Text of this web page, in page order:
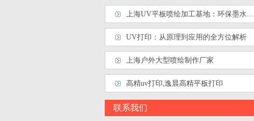
上海UV平板喷绘加工基地：环保墨水与极速交付的优势
UV打印：从原理到应用的全方位解析
上海户外大型喷绘制作厂家
高精uv打印,逸晨高精平板打印
联系我们